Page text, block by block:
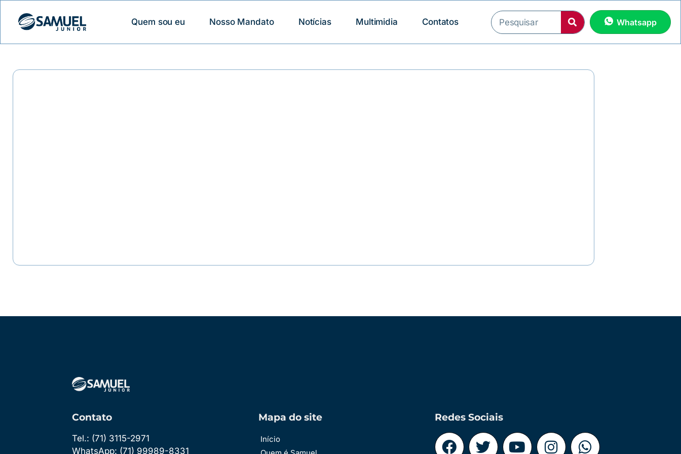
Quem sou eu Nosso Mandato Notícias Multimidia Contatos Whatsapp
Contato
Tel.: (71) 3115-2971
WhatsApp: (71) 99989-8331
Mapa do site
Início
Redes Sociais